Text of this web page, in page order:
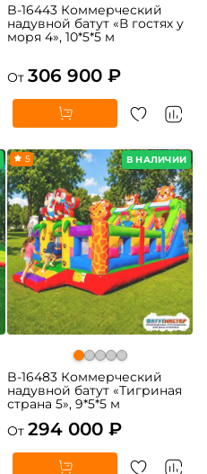
B-16443 Коммерческий
надувной батут «В гостях у
моря 4», 10*5*5 м
От 306 900 ₽
В НАЛИЧИИ
5
B-16483 Коммерческий
надувной батут «Тигриная
страна 5», 9*5*5 м
От 294 000 ₽